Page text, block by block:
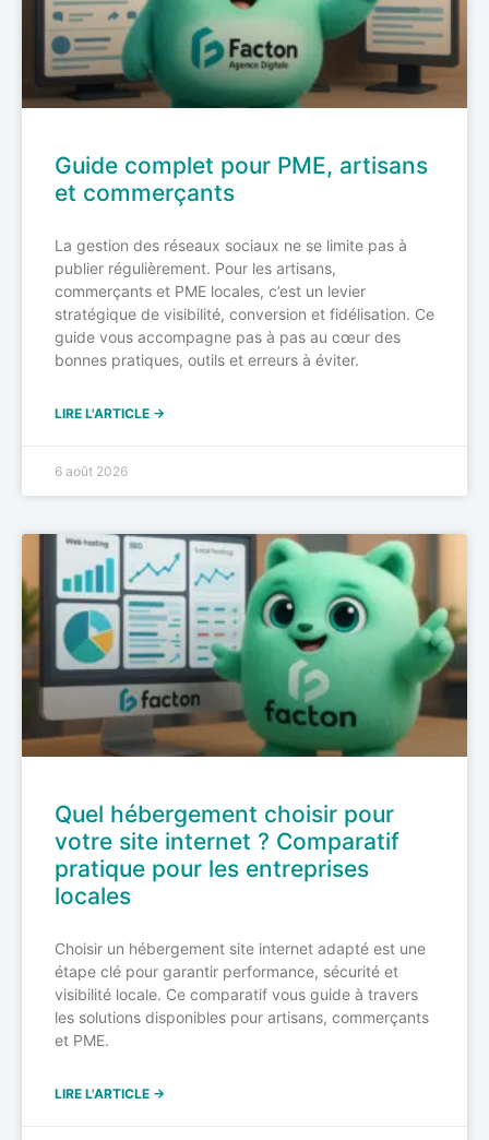
Guide complet pour PME, artisans
et commerçants
La gestion des réseaux sociaux ne se limite pas à
publier régulièrement. Pour les artisans,
commerçants et PME locales, c’est un levier
stratégique de visibilité, conversion et fidélisation. Ce
guide vous accompagne pas à pas au cœur des
bonnes pratiques, outils et erreurs à éviter.
LIRE L'ARTICLE →
6 août 2026
Quel hébergement choisir pour
votre site internet ? Comparatif
pratique pour les entreprises
locales
Choisir un hébergement site internet adapté est une
étape clé pour garantir performance, sécurité et
visibilité locale. Ce comparatif vous guide à travers
les solutions disponibles pour artisans, commerçants
et PME.
LIRE L'ARTICLE →